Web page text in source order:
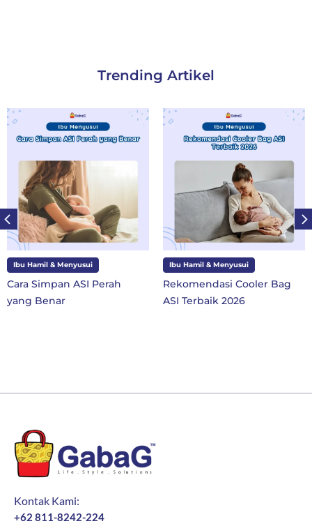
Trending Artikel
Perah
Ibu Hamil & Menyusui
Rekomendasi Cooler Bag
Ibu dan Anak
10
SD Kelas 1 di
Kontak Kami:
+62 811-8242-224